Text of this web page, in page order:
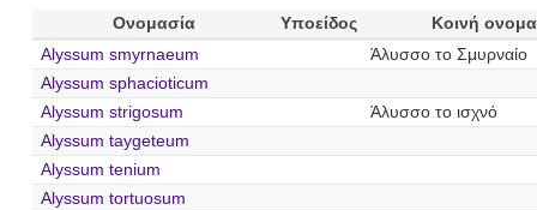
Ονομασία Υποείδος
Κοινή
Alyssum smyrnaeum
Άλυσσο το Σμυρναίο
Alyssum sphacioticum
Alyssum strigosum
Άλυσσο το ισχνό
Alyssum taygeteum
Alyssum tenium
Alyssum tortuosum